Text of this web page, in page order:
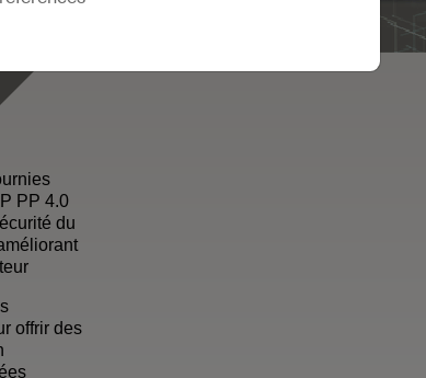
PP 4.0
du
offrir des